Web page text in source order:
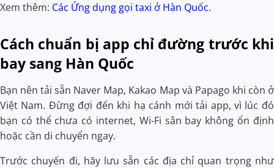
Xem thêm: Các Ứng dụng gọi taxi ở Hàn Quốc.
Cách chuẩn bị app chỉ đường trước khi
bay sang Hàn Quốc
Bạn nên tải sẵn Naver Map, Kakao Map và Papago khi còn ở
Việt Nam. Đừng đợi đến khi hạ cánh mới tải app, vì lúc đó
bạn có thể chưa có internet, Wi-Fi sân bay không ổn định
hoặc cần di chuyển ngay.
Trước chuyến đi, hãy lưu sẵn các địa chỉ quan trọng như